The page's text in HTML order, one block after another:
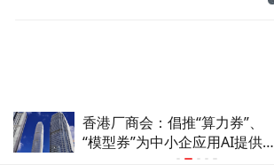
香港厂商会：倡推“算力券”、
“模型券”为中小企应用AI提供财